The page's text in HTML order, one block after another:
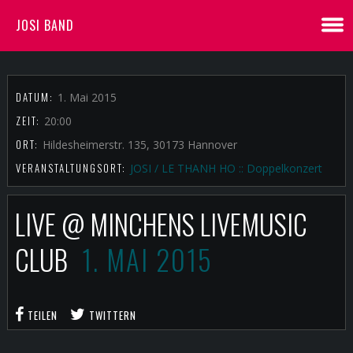
JOSI BAND
DATUM: 1. Mai 2015
ZEIT: 20:00
ORT: Hildesheimerstr. 135, 30173 Hannover
VERANSTALTUNGSORT: JOSI / LE THANH HO :: Doppelkonzert
LIVE @ MINCHENS LIVEMUSIC
CLUB 1. MAI 2015
TEILEN TWITTERN